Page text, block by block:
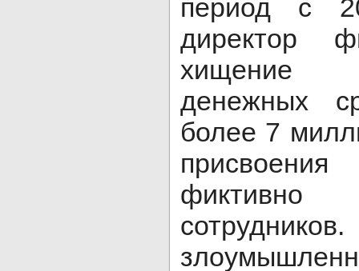
период с
директор
хищение
денежных
более 7
присвоения
фиктивно